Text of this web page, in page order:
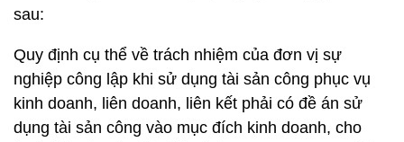
sau:
Quy định cụ thể về trách nhiệm của đơn vị sự
nghiệp công lập khi sử dụng tài sản công phục vụ
kinh doanh, liên doanh, liên kết phải có đề án sử
dụng tài sản công vào mục đích kinh doanh, cho